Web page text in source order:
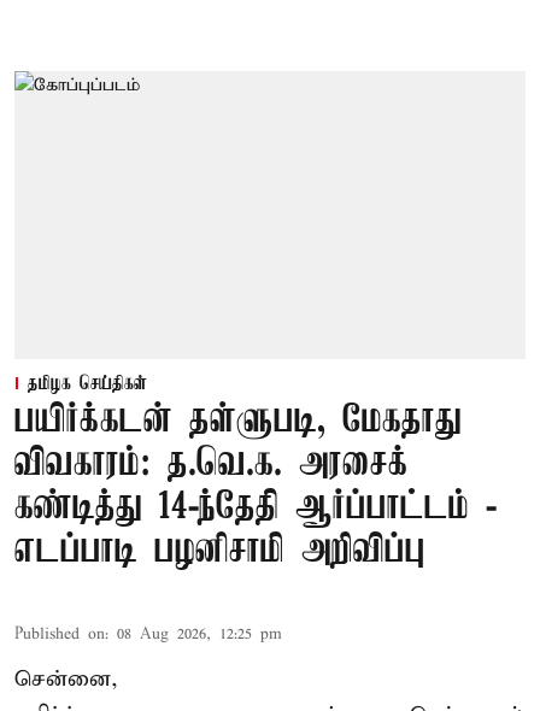
தமிழக செய்திகள்
பயிர்க்கடன் தள்ளுபடி, மேகதாது
விவகாரம்: த.வெ.க. அரசைக்
கண்டித்து 14-ந்தேதி ஆர்ப்பாட்டம் -
எடப்பாடி பழனிசாமி அறிவிப்பு
Published on: 08 Aug 2026, 12:25 pm
சென்னை,